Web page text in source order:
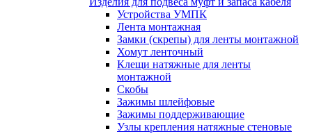
Устройства УМПК
Лента монтажная
Замки (скрепы) для ленты монтажной
Хомут ленточный
Клещи натяжные для ленты
монтажной
Скобы
Зажимы шлейфовые
Зажимы поддерживающие
Узлы крепления натяжные стеновые